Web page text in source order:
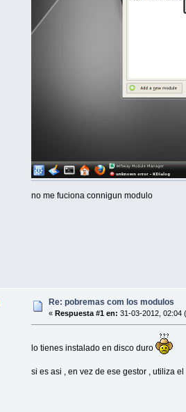
no me fuciona connigun modulo
Re: pobremas com los modulos
« Respuesta #1 en: 31-03-2012, 02:04
lo tienes instalado en disco duro
si es asi , en vez de ese gestor , utiliza